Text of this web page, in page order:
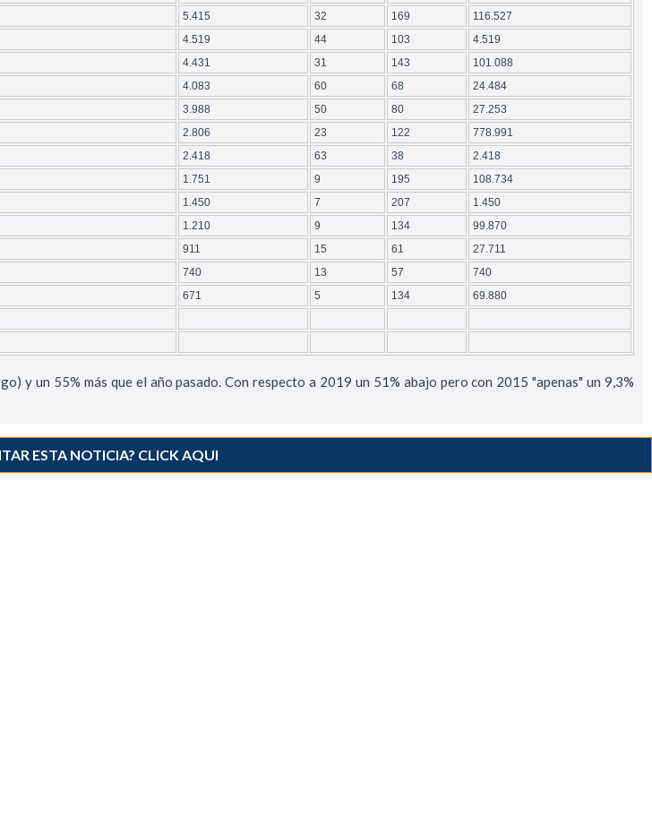
5.415 32 169
116.527
4.519 44 103
4.519
4.431 31 143
101.088
4.083 60 68
24.484
3.988 50 80
27.253
2.806 23 122
778.991
2.418 63 38
2.418
1.751 9 195
108.734
1.450 7 207
1.450
1.210 9 134
99.870
911 15 61
27.711
740 13 57
740
671 5 134
69.880
y un 55% más que el año pasado. Con respecto a 2019 un 51% abajo pero con 2015 "apenas" un 9,3%
ESTA NOTICIA? CLICK AQUI